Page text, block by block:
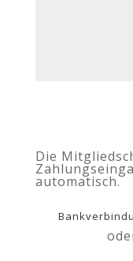
Die
automatisch.